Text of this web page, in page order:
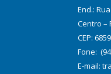
End.:
Centro –
CEP:
Fone:
E-mail: